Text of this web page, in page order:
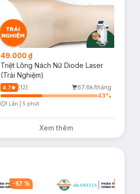
49.000 ₫
Triệt Lông Nách Nữ Diode Laser
(Trải Nghiệm)
4.7 (12)
67.6k/tháng
43%
1 Lần 5 phút
Xem thêm
-57 %